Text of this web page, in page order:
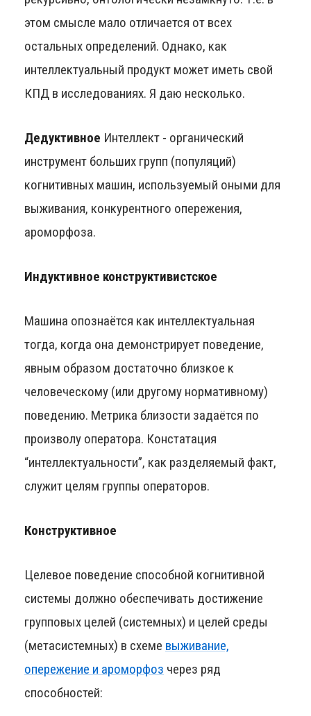
этом смысле мало отличается от всех
остальных определений. Однако, как
интеллектуальный продукт может иметь свой
КПД в исследованиях. Я даю несколько.
Дедуктивное Интеллект - органический
инструмент больших групп (популяций)
когнитивных машин, используемый оными для
выживания, конкурентного опережения,
ароморфоза.
Индуктивное конструктивистское
Машина опознаётся как интеллектуальная
тогда, когда она демонстрирует поведение,
явным образом достаточно близкое к
человеческому (или другому нормативному)
поведению. Метрика близости задаётся по
произволу оператора. Констатация
“интеллектуальности”, как разделяемый факт,
служит целям группы операторов.
Конструктивное
Целевое поведение способной когнитивной
системы должно обеспечивать достижение
групповых целей (системных) и целей среды
(метасистемных) в схеме выживание,
опережение и ароморфоз через ряд
способностей: